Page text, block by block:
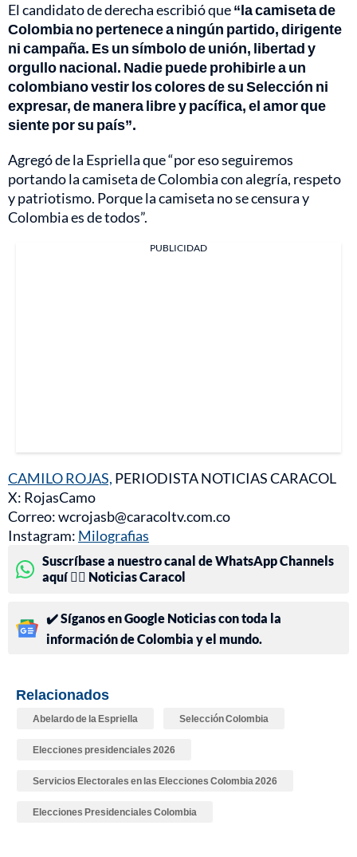
El candidato de derecha escribió que“la camiseta de
Colombia no pertenece a ningún partido, dirigente
ni campaña. Es un símbolo de unión, libertad y
orgullo nacional. Nadie puede prohibirle a un
colombiano vestir los colores de su Selección ni
expresar, de manera libre y pacífica, el amor que
siente por su país”.
Agregó de la Espriella que “por eso seguiremos
portando la camiseta de Colombia con alegría, respeto
y patriotismo. Porque la camiseta no se censura y
Colombia es de todos”.
PUBLICIDAD
CAMILO ROJAS, PERIODISTA NOTICIAS CARACOL
X: RojasCamo
Correo: wcrojasb@caracoltv.com.co
Instagram: Milografias
Suscríbase a nuestro canal de WhatsApp Channels
aquí 👉🏻 Noticias Caracol
✔️ Síganos en Google Noticias con toda la
información de Colombia y el mundo.
Relacionados
Abelardo de la Espriella Selección Colombia
Elecciones presidenciales 2026
Servicios Electorales en las Elecciones Colombia 2026
Elecciones Presidenciales Colombia